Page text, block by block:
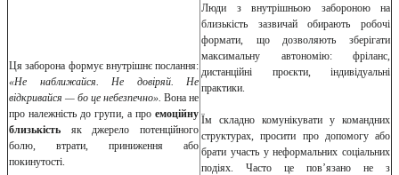
Ця заборона формує внутрішнє послання:
«Не наближайся. Не довіряй. Не
відкривайся — бо це небезпечно». Вона не
про належність до групи, а про емоційну
близькість як джерело потенційного
болю, втрати, приниження або
покинутості.
Люди з внутрішньою забороною на
близькість зазвичай обирають робочі
формати, що дозволяють зберігати
максимальну автономію: фріланс,
дистанційні проєкти, індивідуальні
практики.
Їм складно комунікувати у командних
структурах, просити про допомогу або
брати участь у неформальних соціальних
подіях. Часто це пов’язано не з